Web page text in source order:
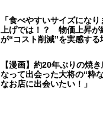
「食べやすいサイズにな
上げでは！？ 物価上昇が
が“コスト削減”を実感する
【漫画】約20年ぶりの
なって出会った大将の“粋
なお店に出会いたい！」